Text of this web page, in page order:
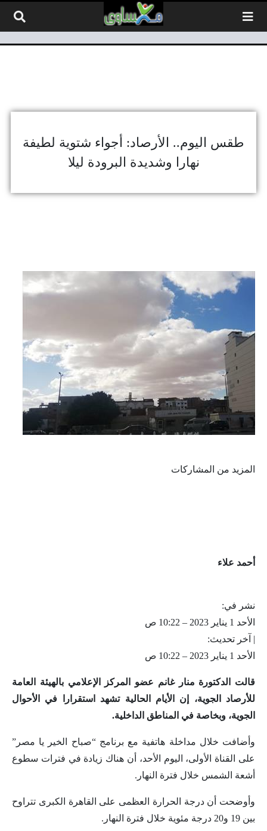
طقس اليوم.. الأرصاد: أجواء شتوية لطيفة
نهارا وشديدة البرودة ليلا
المزيد من المشاركات
أحمد علاء
نشر في:
الأحد 1 يناير 2023 – 10:22 ص
| آخر تحديث:
الأحد 1 يناير 2023 – 10:22 ص
قالت الدكتورة منار غانم عضو المركز الإعلامي بالهيئة العامة
للأرصاد الجوية، إن الأيام الحالية تشهد استقرارا في الأحوال
الجوية، وبخاصة في المناطق الداخلية.
وأضافت خلال مداخلة هاتفية مع برنامج “صباح الخير يا مصر”
على القناة الأولى، اليوم الأحد، أن هناك زيادة في فترات سطوع
أشعة الشمس خلال فترة النهار.
وأوضحت أن درجة الحرارة العظمى على القاهرة الكبرى تتراوح
بين 19 و20 درجة مئوية خلال فترة النهار.